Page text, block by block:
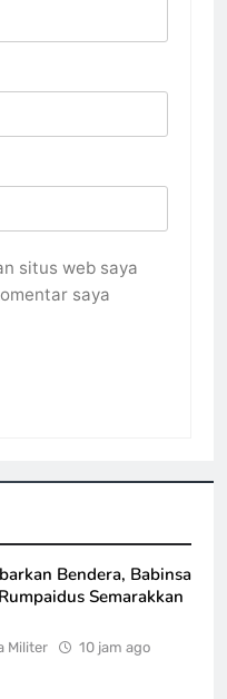
situs web saya
saya
Bendera, Babinsa
Semarakkan
Militer 10 jam ago